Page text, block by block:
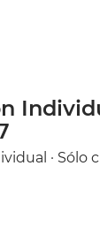
· Sólo